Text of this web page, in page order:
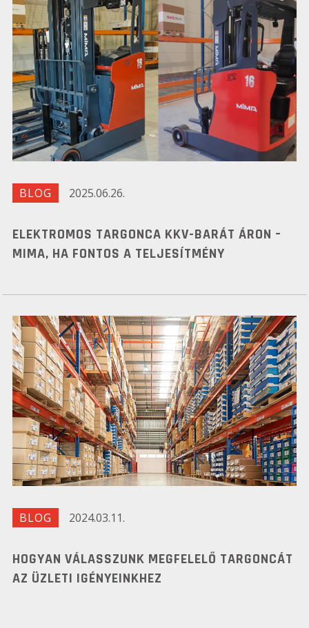
BLOG 2025.06.26.
ELEKTROMOS TARGONCA KKV-BARÁT ÁRON –
MIMA, HA FONTOS A TELJESÍTMÉNY
BLOG 2024.03.11.
HOGYAN VÁLASSZUNK MEGFELELŐ TARGONCÁT
AZ ÜZLETI IGÉNYEINKHEZ